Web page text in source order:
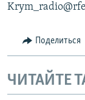
Поделиться
ЧИТАЙТЕ